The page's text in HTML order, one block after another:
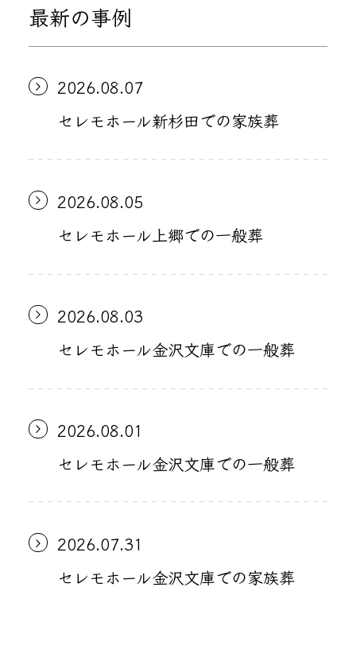
最新の事例
2026.08.07
セレモホール新杉田での家族葬
2026.08.05
セレモホール上郷での一般葬
2026.08.03
セレモホール金沢文庫での一般葬
2026.08.01
セレモホール金沢文庫での一般葬
2026.07.31
セレモホール金沢文庫での家族葬